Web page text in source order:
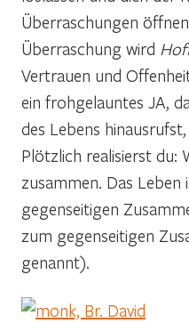
Überraschungen
Überraschung wird
Vertrauen und
ein frohgelauntes JA,
des Lebens
Plötzlich realisierst du:
zusammen. Das
gegenseitigen
zum gegenseitigen
genannt).